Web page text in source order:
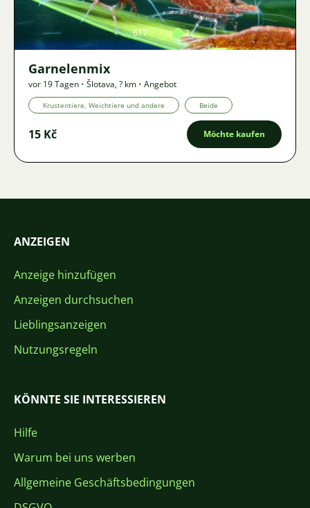
617 2
Garnelenmix
vor 19 Tagen • Šlotava,? km • Angebot
Krustentiere, Weichtiere und andere Beide
15 Kč Möchte kaufen
ANZEIGEN
Anzeige hinzufügen
Anzeigen durchsuchen
Lieblingsanzeigen
Nutzungsregeln
KÖNNTE SIE INTERESSIEREN
Hilfe
Warum bei uns werben
Allgemeine Geschäftsbedingungen